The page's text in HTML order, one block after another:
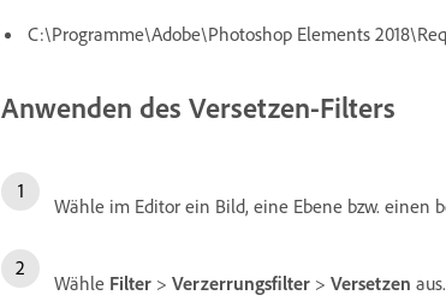
C:\Programme\Adobe\Photoshop Elements
Anwenden des Versetzen-Filters
Wähle im Editor ein Bild, eine Ebene bzw. einen
Wähle Filter > Verzerrungsfilter > Versetzen aus.